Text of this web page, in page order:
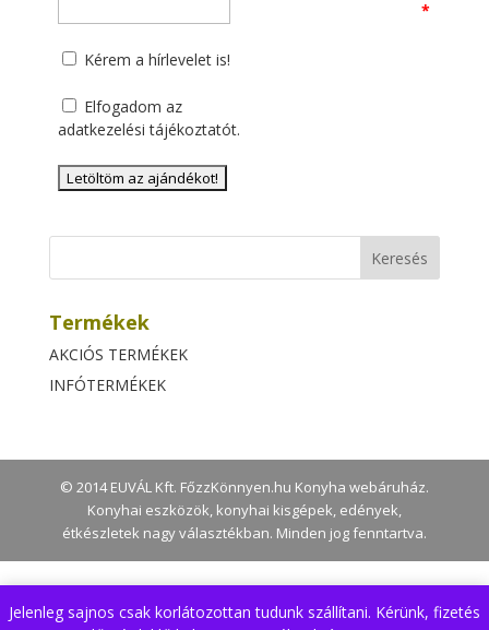
Jelenleg sajnos csak korlátozottan tudunk szállítani. Kérünk, fizetés
*
Kérem a hírlevelet is!
Elfogadom az
adatkezelési tájékoztatót.
Termékek
AKCIÓS TERMÉKEK
INFÓTERMÉKEK
© 2014 EUVÁL Kft. FőzzKönnyen.hu Konyha webáruház.
Konyhai eszközök, konyhai kisgépek, edények,
étkészletek nagy választékban. Minden jog fenntartva.
A weboldal az Ön kényelme érdekében ún. cookie-kat vagy sütiket